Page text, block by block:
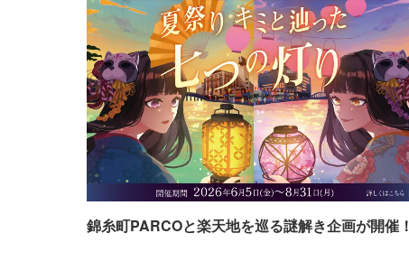
錦糸町PARCOと楽天地を巡る謎解き企画が開催！